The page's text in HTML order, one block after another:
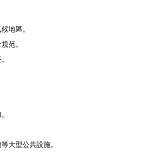
地區。
范。
大型公共設施。